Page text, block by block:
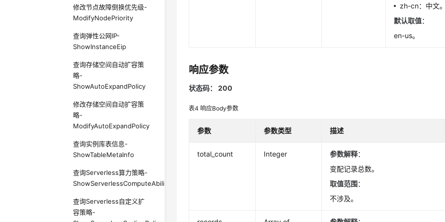
修改节点故障倒换优先级-
ModifyNodePriority
查询弹性公网IP-
ShowInstanceEip
查询存储空间自动扩容策
略-
ShowAutoExpandPolicy
修改存储空间自动扩容策
略-
ModifyAutoExpandPolicy
查询实例库表信息-
ShowTableMetaInfo
查询Serverless算力策略-
ShowServerlessComputeAbilityPolicy
查询Serverless自定义扩
容策略-
zh-cn：中文
默认取值：
en-us。
响应参数
状态码： 200
表4响应Body参数
参数 参数类型 描述
total_count Integer 参数解释：
变配记录总数。
取值范围：
不涉及。